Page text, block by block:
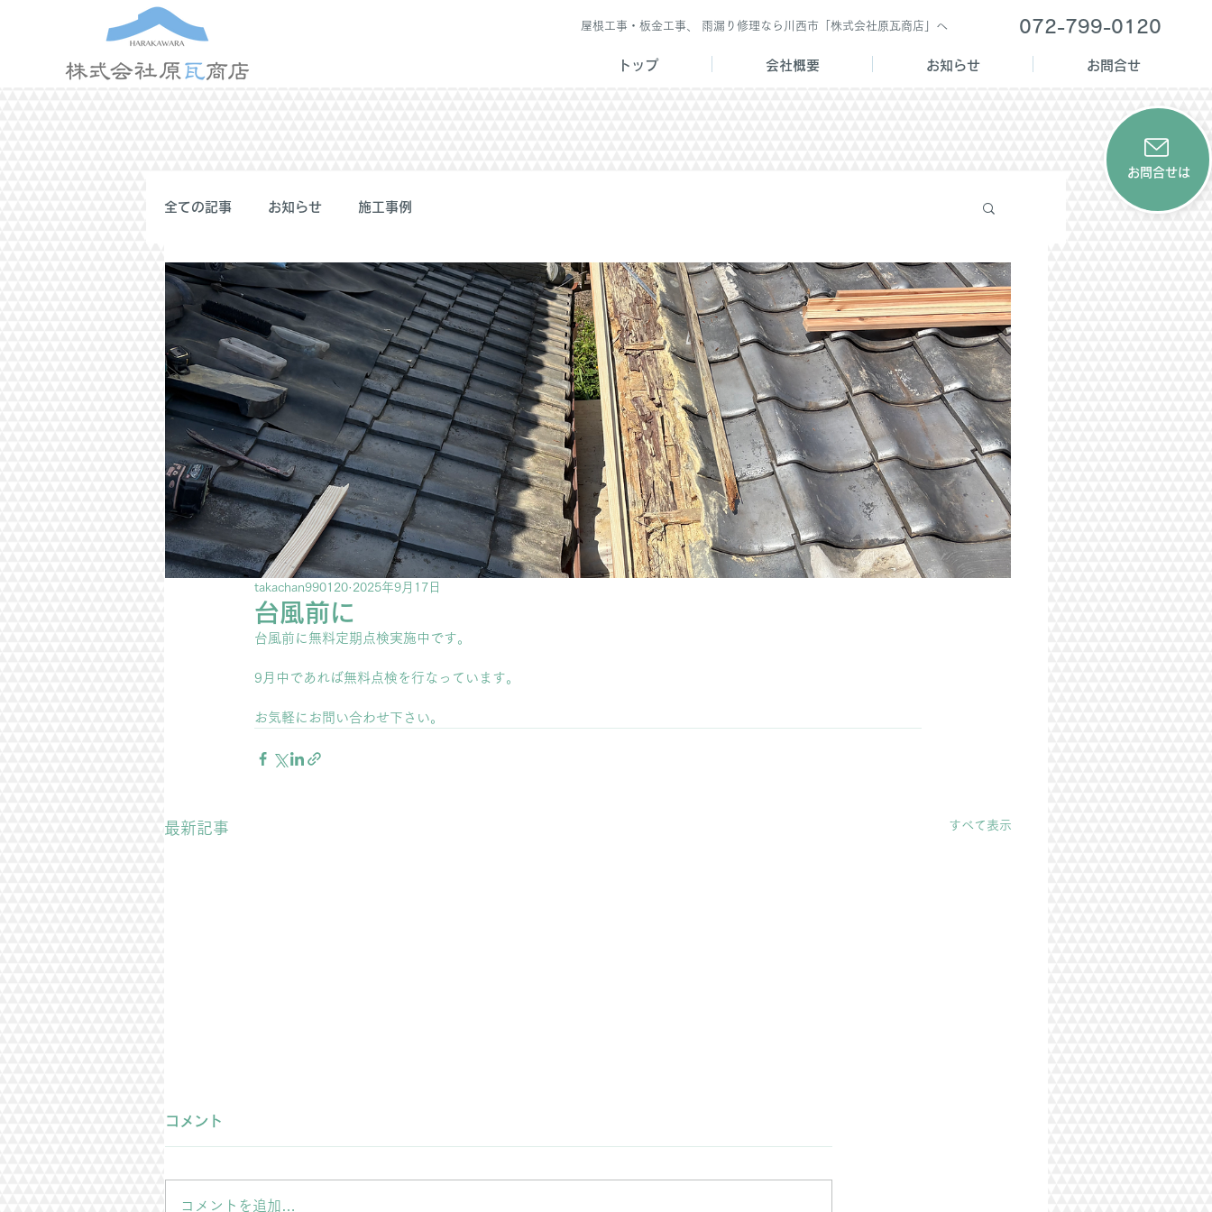
お問合せは
屋根工事・板金工事、 雨漏り修理なら川西市「株式会社原瓦商店」へ 072-799-0120
トップ 会社概要 お知らせ お問合せ
全ての記事 お知らせ 施工事例
台風前に
takachan990120 2025年9月17日
台風前に無料定期点検実施中です。
9月中であれば無料点検を行なっています。
お気軽にお問い合わせ下さい。
最新記事 すべて表示
雨漏り修理のご依頼
をご依頼頂きました。 お客様は4
年前に屋根の修理をさせて頂いた
葺き替え工事させて頂きました。
コメント
コメントを追加…